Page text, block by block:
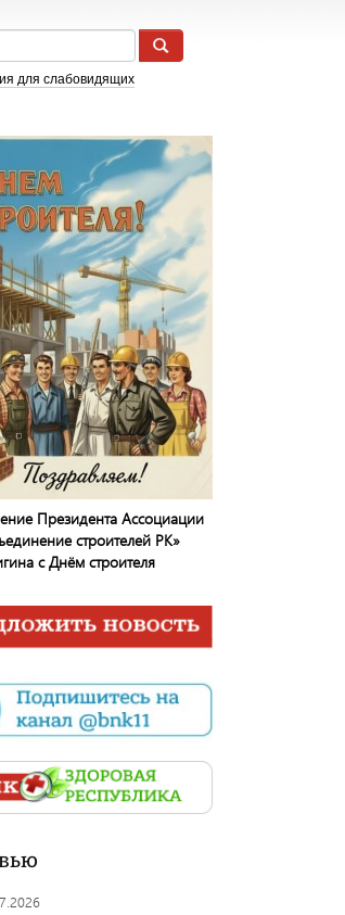
для слабовидящих
Президента Ассоциации
строителей РК»
с Днём строителя